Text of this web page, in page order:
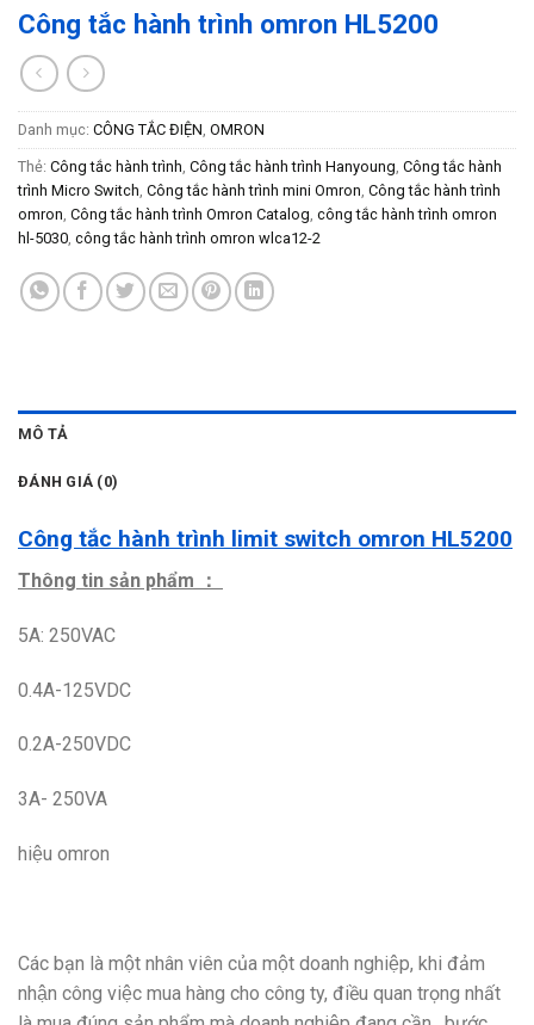
Công tắc hành trình omron HL5200
Danh mục: CÔNG TẮC ĐIỆN, OMRON
Thẻ: Công tắc hành trình, Công tắc hành trình Hanyoung, Công tắc hành
trình Micro Switch, Công tắc hành trình mini Omron, Công tắc hành trình
omron, Công tắc hành trình Omron Catalog, công tắc hành trình omron
hl-5030, công tắc hành trình omron wlca12-2
MÔ TẢ
ĐÁNH GIÁ (0)
Công tắc hành trình limit switch omron HL5200
Thông tin sản phẩm ：
5A: 250VAC
0.4A-125VDC
0.2A-250VDC
3A- 250VA
hiệu omron
Các bạn là một nhân viên của một doanh nghiệp, khi đảm
nhận công việc mua hàng cho công ty, điều quan trọng nhất